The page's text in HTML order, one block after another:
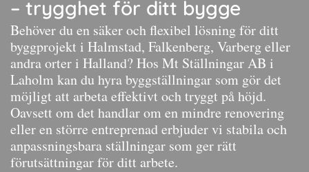
– trygghet för ditt bygge
Behöver du en säker och flexibel lösning för ditt
byggprojekt i Halmstad, Falkenberg, Varberg eller
andra orter i Halland? Hos Mt Ställningar AB i
Laholm kan du hyra byggställningar som gör det
möjligt att arbeta effektivt och tryggt på höjd.
Oavsett om det handlar om en mindre renovering
eller en större entreprenad erbjuder vi stabila och
anpassningsbara ställningar som ger rätt
förutsättningar för ditt arbete.